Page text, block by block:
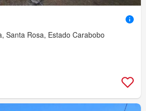
Santa Rosa, Estado Carabobo